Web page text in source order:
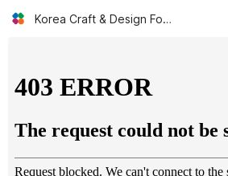
Korea Craft & Design Foundation